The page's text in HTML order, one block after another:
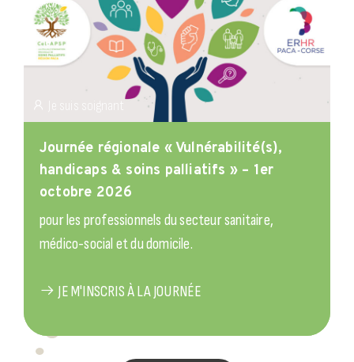
Je suis soignant
Journée régionale « Vulnérabilité(s),
handicaps & soins palliatifs » – 1er
octobre 2026
pour les professionnels du secteur sanitaire,
médico-social et du domicile.
JE M'INSCRIS À LA JOURNÉE